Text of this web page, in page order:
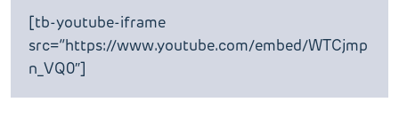
[tb-youtube-iframe
src=”https://www.youtube.com/embed/WTCjmp
n_VQ0″]